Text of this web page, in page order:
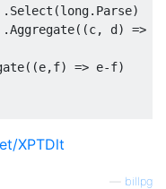
d) =>
=> e-f)
XPTDlt
billpg